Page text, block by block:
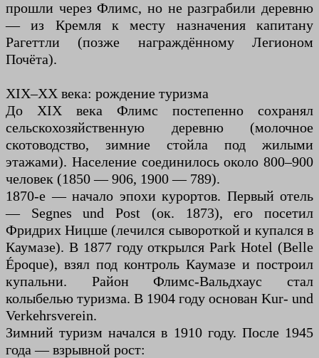
прошли через Флимс, но не разграбили деревню
— из Кремля к месту назначения капитану
Рагеттли (позже награждённому Легионом
Почёта).
XIX–XX века: рождение туризма
До XIX века Флимс постепенно сохранял
сельскохозяйственную деревню (молочное
скотоводство, зимние стойла под жилыми
этажами). Население соединилось около 800–900
человек (1850 — 906, 1900 — 789).
1870-е — начало эпохи курортов. Первый отель
— Segnes und Post (ок. 1873), его посетил
Фридрих Ницше (лечился сывороткой и купался в
Каумазе). В 1877 году открылся Park Hotel (Belle
Époque), взял под контроль Каумазе и построил
купальни. Район Флимс-Вальдхаус стал
колыбелью туризма. В 1904 году основан Kur- und
Verkehrsverein.
Зимний туризм начался в 1910 году. После 1945
года — взрывной рост: